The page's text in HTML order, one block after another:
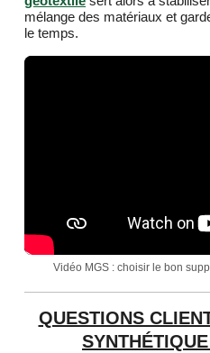
mélange des matériaux et
le temps.
Vidéo MGS : choisir le bon
QUESTIONS